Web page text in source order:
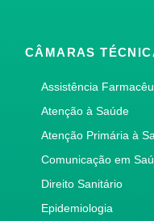
CÂMARAS
Assistência
Atenção à Saúde
Atenção Primária à
Comunicação em
Direito Sanitário
Epidemiologia